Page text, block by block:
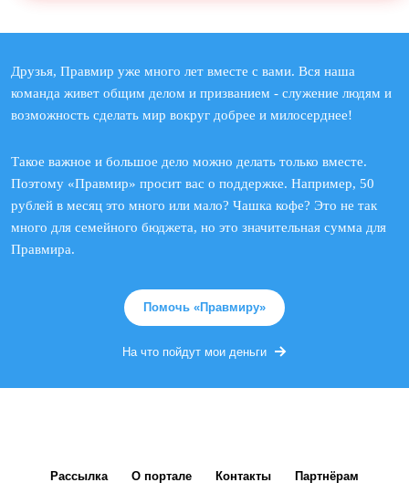
Друзья, Правмир уже много лет вместе с вами. Вся наша
команда живет общим делом и призванием - служение людям и
возможность сделать мир вокруг добрее и милосерднее!
Такое важное и большое дело можно делать только вместе.
Поэтому «Правмир» просит вас о поддержке. Например, 50
рублей в месяц это много или мало? Чашка кофе? Это не так
много для семейного бюджета, но это значительная сумма для
Правмира.
Помочь «Правмиру»
На что пойдут мои деньги
Рассылка О портале Контакты Партнёрам